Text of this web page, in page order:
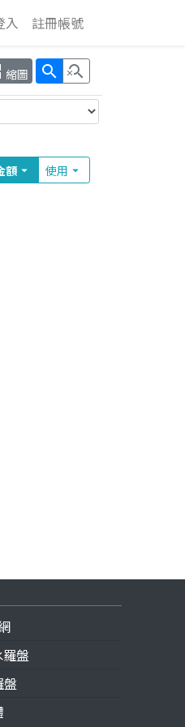
入 註冊帳號
縮圖 search search_off
額 arrow_drop_down 使用 arrow_drop_down
盤
盤